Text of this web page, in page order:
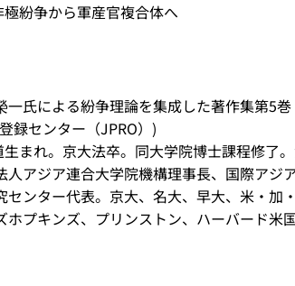
紛争から軍産官複合体へ
一氏による紛争理論を集成した著作集第5巻
録センター（JPRO）)
まれ。京大法卒。同大学院博士課程修了
人アジア連合大学院機構理事長、国際アジ
センター代表。京大、名大、早大、米・加
プキンズ、プリンストン、ハーバード米